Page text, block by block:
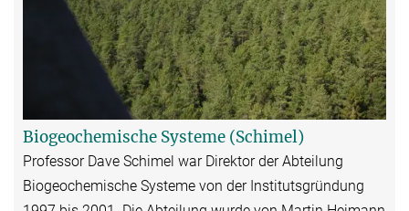
Biogeochemische Systeme (Schimel)
Professor Dave Schimel war Direktor der Abteilung
Biogeochemische Systeme von der Institutsgründung